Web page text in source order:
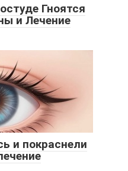
Гноятся
и Лечение
и покраснели